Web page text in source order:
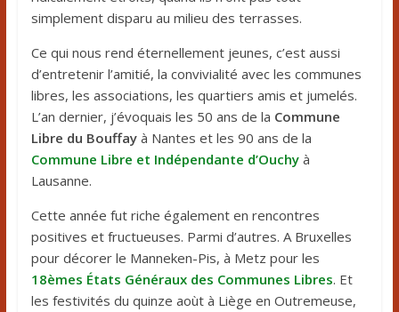
simplement disparu au milieu des terrasses.
Ce qui nous rend éternellement jeunes, c’est aussi
d’entretenir l’amitié, la convivialité avec les communes
libres, les associations, les quartiers amis et jumelés.
L’an dernier, j’évoquais les 50 ans de la Commune
Libre du Bouffayà Nantes et les 90 ans de la
Commune Libre et Indépendante d’Ouchyà
Lausanne.
Cette année fut riche également en rencontres
positives et fructueuses. Parmi d’autres. A Bruxelles
pour décorer le Manneken-Pis, à Metz pour les
18èmes États Généraux des Communes Libres. Et
les festivités du quinze aoùt à Liège en Outremeuse,